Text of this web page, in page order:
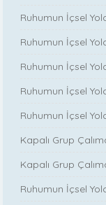
Ruhumun İçsel
Ruhumun İçsel
Ruhumun İçsel
Ruhumun İçsel
Ruhumun İçsel
Kapalı Grup
Kapalı Grup
Ruhumun İçsel